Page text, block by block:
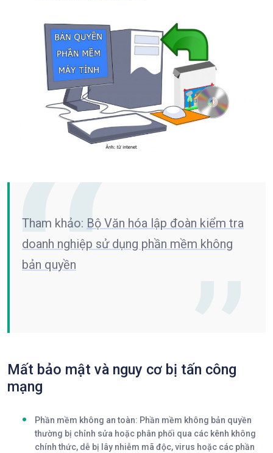
Tham khảo: Bộ Văn hóa lập đoàn kiểm tra
doanh nghiệp sử dụng phần mềm không
bản quyền
Mất bảo mật và nguy cơ bị tấn công
mạng
Phần mềm không an toàn: Phần mềm không bản quyền
thường bị chỉnh sửa hoặc phân phối qua các kênh không
chính thức, dễ bị lây nhiễm mã độc, virus hoặc các phần